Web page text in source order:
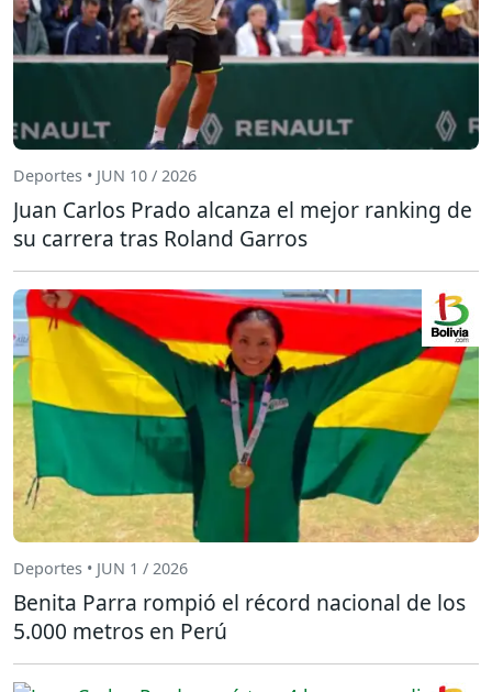
Deportes • JUN 10 / 2026
Juan Carlos Prado alcanza el mejor ranking de
su carrera tras Roland Garros
Deportes • JUN 1 / 2026
Benita Parra rompió el récord nacional de los
5.000 metros en Perú